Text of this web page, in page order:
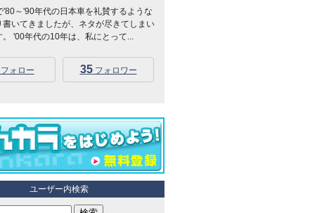
'80～'90年代の日本車を礼賛するような
書いてきましたが、ネタが尽きてしまい
。 '00年代の10年は、私にとって...
ォロー 35フォロワー
ユーザー内検索